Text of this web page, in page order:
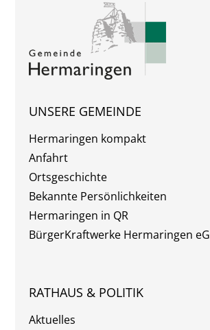
UNSERE GEMEINDE
Hermaringen kompakt
Anfahrt
Ortsgeschichte
Bekannte Persönlichkeiten
Hermaringen in QR
BürgerKraftwerke Hermaringen eG
RATHAUS & POLITIK
Aktuelles